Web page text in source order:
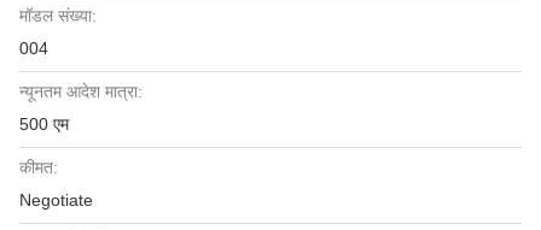
मॉडल संख्या:
004
न्यूनतम आदेश मात्रा:
500 एम
कीमत:
Negotiate